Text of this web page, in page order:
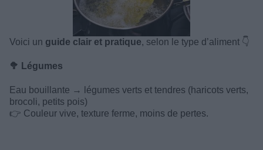
Voici un guide clair et pratique, selon le type d’aliment 👇
🥦 Légumes
Eau bouillante → légumes verts et tendres (haricots verts,
brocoli, petits pois)
👉 Couleur vive, texture ferme, moins de pertes.